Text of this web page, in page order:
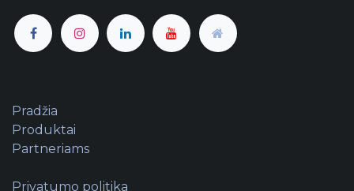
Pradžia
Produktai
Partneriams
Privatumo politika